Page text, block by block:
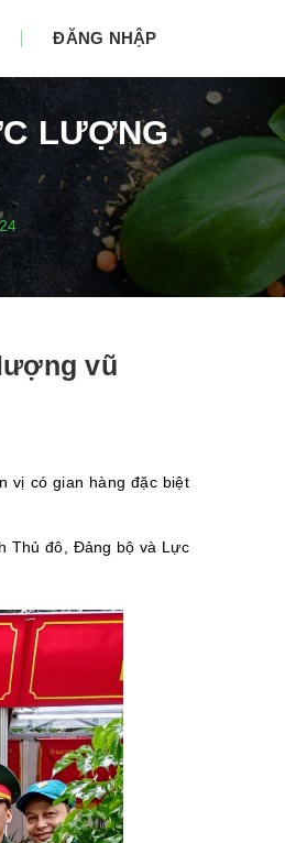
ĐĂNG NHẬP
LƯỢNG
vũ
vị có gian hàng đặc biệt
Thủ đô, Đảng bộ và Lực